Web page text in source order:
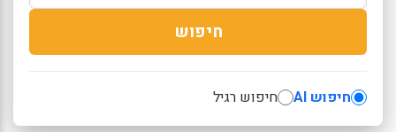
חיפוש
חיפוש AI חיפוש רגיל